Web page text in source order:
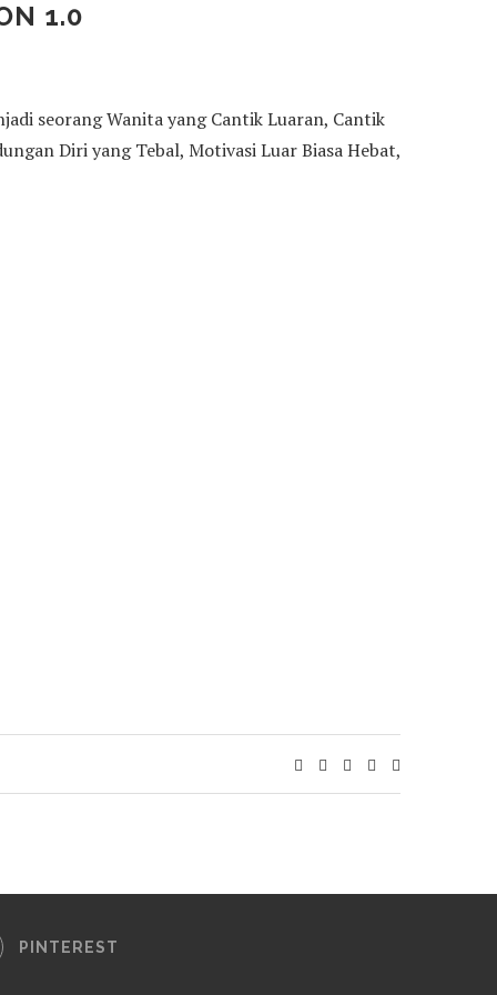
1.0
seorang Wanita yang Cantik Luaran, Cantik
Diri yang Tebal, Motivasi Luar Biasa Hebat,
PINTEREST